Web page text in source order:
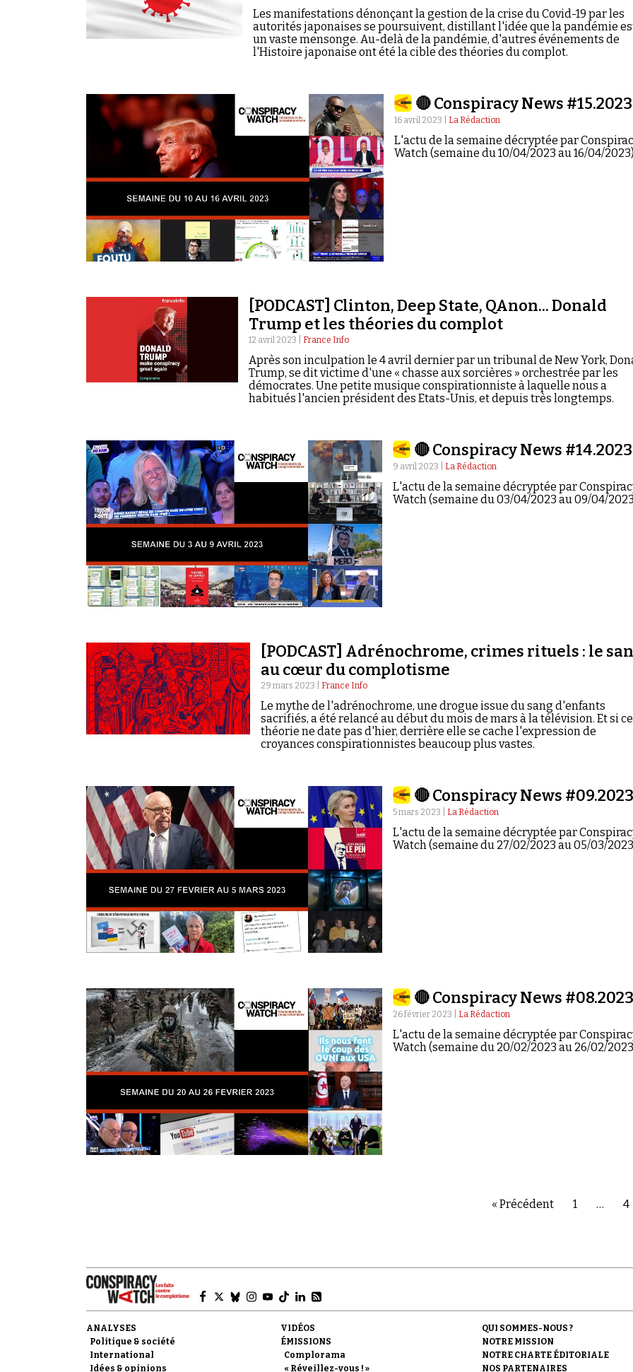
Les manifestations dénonçant la gestion de la crise du Covid-19 par les
autorités japonaises se poursuivent, distillant l'idée que la pandémie
un vaste mensonge. Au-delà de la pandémie, d'autres événements de
l'Histoire japonaise ont été la cible des théories du complot.
🔴 Conspiracy News #15.2023
16 avril 2023 | La Rédaction
L'actu de la semaine décryptée par
Watch (semaine du 10/04/2023 au 16/04/
[PODCAST] Clinton, Deep State, QAnon... Donald
Trump et les théories du complot
12 avril 2023 | France Info
Après son inculpation le 4 avril dernier par un tribunal de New York,
Trump, se dit victime d'une « chasse aux sorcières » orchestrée par les
démocrates. Une petite musique conspirationniste à laquelle nous a
habitués l'ancien président des Etats-Unis, et depuis très longtemps.
🔴 Conspiracy News #14.2023
9 avril 2023 | La Rédaction
L'actu de la semaine décryptée par
Watch (semaine du 03/04/2023 au 09/04/
[PODCAST] Adrénochrome, crimes rituels : le
au cœur du complotisme
29 mars 2023 | France Info
Le mythe de l'adrénochrome, une drogue issue du sang d'enfants
sacrifiés, a été relancé au début du mois de mars à la télévision. Et si
théorie ne date pas d'hier, derrière elle se cache l'expression de
croyances conspirationnistes beaucoup plus vastes.
🔴 Conspiracy News #09.2023
5 mars 2023 | La Rédaction
L'actu de la semaine décryptée par
Watch (semaine du 27/02/2023 au 05/03/
🔴 Conspiracy News #08.2023
26 février 2023 | La Rédaction
L'actu de la semaine décryptée par
Watch (semaine du 20/02/2023 au 26/02/
« Précédent 1 … 4
ANALYSES
Politique & société
International
Idées & opinions
VIDÉOS
ÉMISSIONS
Complorama
« Réveillez-vous ! »
QUI SOMMES-NOUS ?
NOTRE MISSION
NOTRE CHARTE ÉDITORIALE
NOS PARTENAIRES